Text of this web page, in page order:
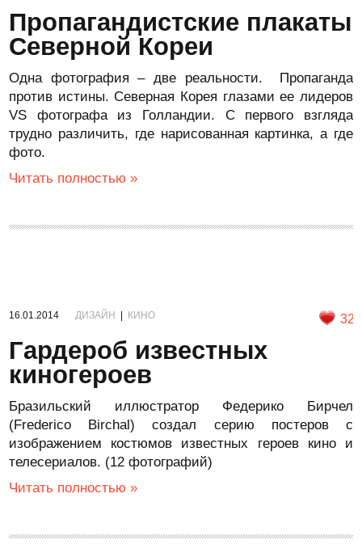
Пропагандистские плакаты
Северной Кореи
Одна фотография – две реальности. Пропаганда
против истины. Северная Корея глазами ее лидеров
VS фотографа из Голландии. С первого взгляда
трудно различить, где нарисованная картинка, а где
фото.
Читать полностью »
16.01.2014 ДИЗАЙН КИНО 32
Гардероб известных
киногероев
Бразильский иллюстратор Федерико Бирчел
(Frederico Birchal) создал серию постеров с
изображением костюмов известных героев кино и
телесериалов. (12 фотографий)
Читать полностью »